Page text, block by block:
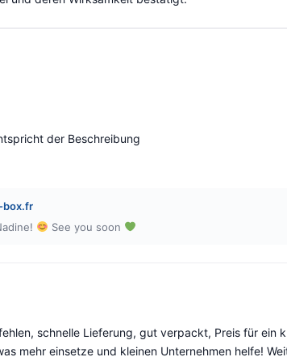
der Beschreibung
box.fr
See you soon
schnelle Lieferung, gut verpackt, Preis für ein
mehr einsetze und kleinen Unternehmen helfe!